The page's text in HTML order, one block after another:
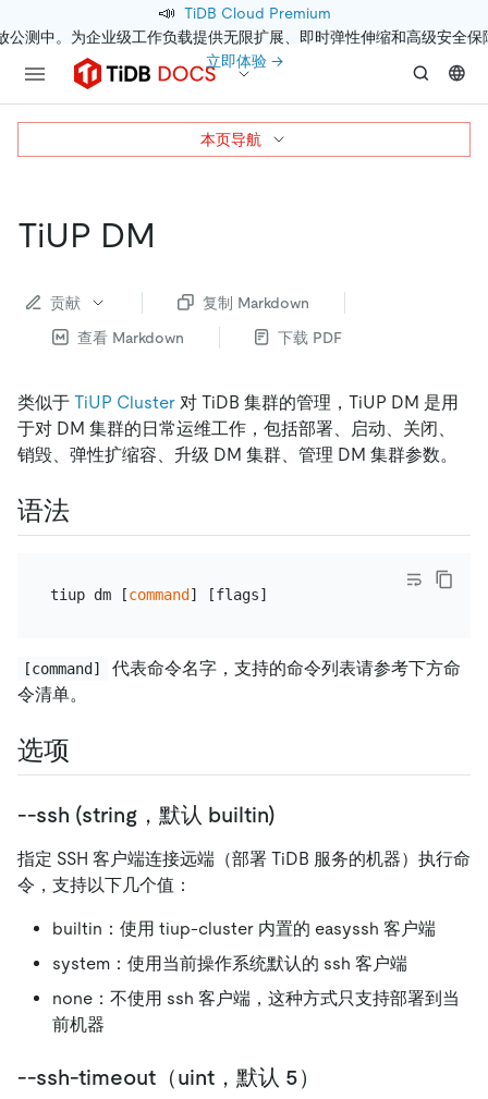
📣 TiDB Cloud Premium
公测中。为企业级工作负载提供无限扩展、即时弹性伸缩和高级安全保
立即体验 →
TiUP DM
贡献
复制 Markdown
查看 Markdown
下载 PDF
类似于 TiUP Cluster 对 TiDB 集群的管理，TiUP DM 是用
于对 DM 集群的日常运维工作，包括部署、启动、关闭、
销毁、弹性扩缩容、升级 DM 集群、管理 DM 集群参数。
语法
tiup dm [command
[command]
代表命令名字，支持的命令列表请参考下方命
令清单。
选项
--ssh (string，默认 builtin)
指定 SSH 客户端连接远端（部署 TiDB 服务的机器）执行命
令，支持以下几个值：
builtin：使用 tiup-cluster 内置的 easyssh 客户端
system：使用当前操作系统默认的 ssh 客户端
none：不使用 ssh 客户端，这种方式只支持部署到当
前机器
--ssh-timeout（uint，默认 5）
本页导航